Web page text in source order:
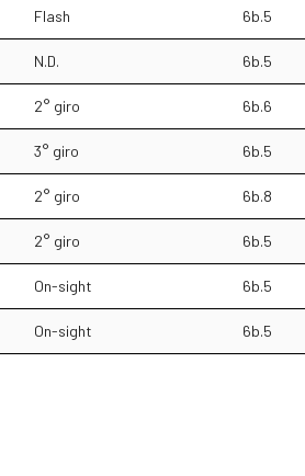
Flash 6b.5
N.D. 6b.5
2° giro 6b.6
3° giro 6b.5
2° giro 6b.8
2° giro 6b.5
On-sight 6b.5
On-sight 6b.5